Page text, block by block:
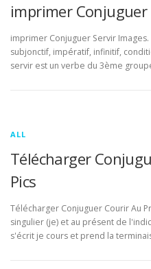
imprimer Conjuguer
imprimer Conjuguer Servir
subjonctif, impératif, infinitif,
servir est un verbe du 3ème
ALL
Télécharger
Pics
Télécharger Conjuguer Courir Au
singulier (je) et au présent de
s'écrit je cours et prend la